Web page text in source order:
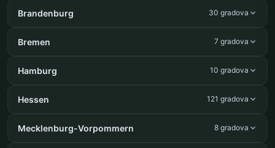
Brandenburg 30 gradova
Bremen 7 gradova
Hamburg 10 gradova
Hessen 121 gradova
Mecklenburg-Vorpommern 8 gradova